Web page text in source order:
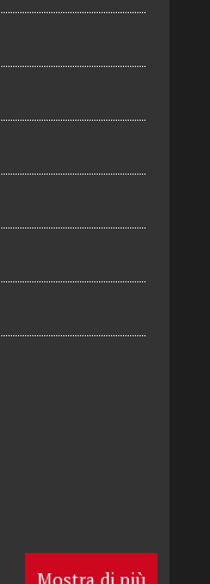
Mostra di più